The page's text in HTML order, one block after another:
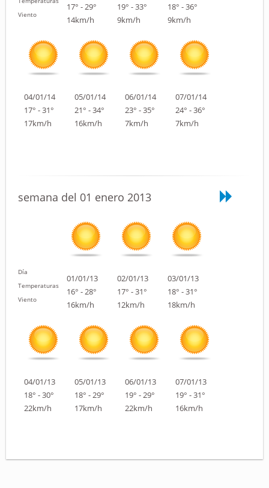
Viento
17° - 29°
14km/h
19° - 33°
9km/h
18° - 36°
9km/h
04/01/14
17° - 31°
17km/h
05/01/14
21° - 34°
16km/h
06/01/14
23° - 35°
7km/h
07/01/14
24° - 36°
7km/h
semana del 01 enero 2013
Día
Temperaturas
Viento
01/01/13
16° - 28°
16km/h
02/01/13
17° - 31°
12km/h
03/01/13
18° - 31°
18km/h
04/01/13
18° - 30°
22km/h
05/01/13
18° - 29°
17km/h
06/01/13
19° - 29°
22km/h
07/01/13
19° - 31°
16km/h